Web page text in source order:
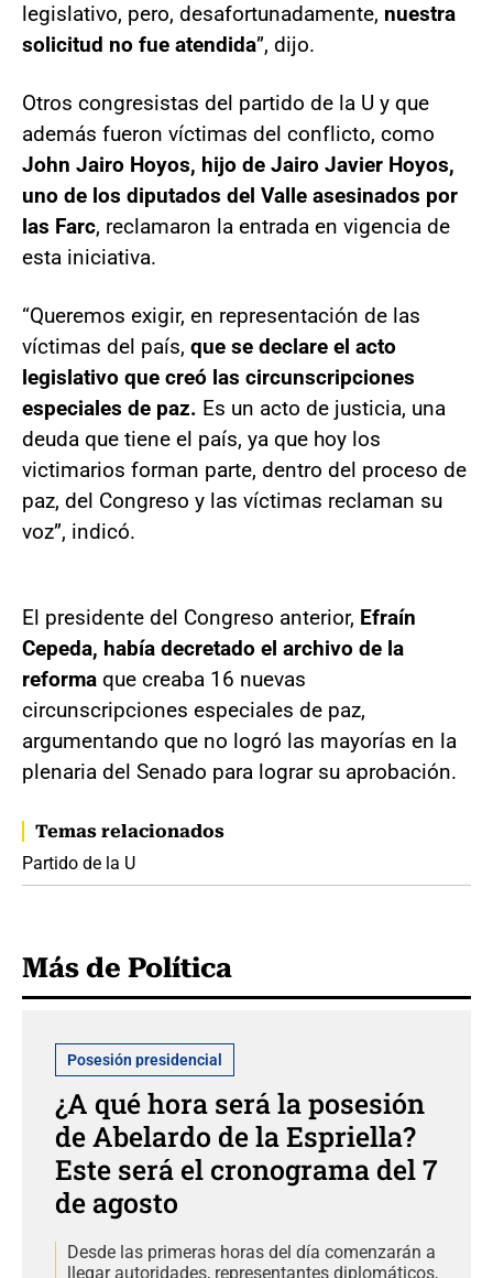
legislativo, pero, desafortunadamente, nuestra
solicitud no fue atendida”, dijo.
Otros congresistas del partido de la U y que
además fueron víctimas del conflicto, como
John Jairo Hoyos, hijo de Jairo Javier Hoyos,
uno de los diputados del Valle asesinados por
las Farc, reclamaron la entrada en vigencia de
esta iniciativa.
“Queremos exigir, en representación de las
víctimas del país, que se declare el acto
legislativo que creó las circunscripciones
especiales de paz. Es un acto de justicia, una
deuda que tiene el país, ya que hoy los
victimarios forman parte, dentro del proceso de
paz, del Congreso y las víctimas reclaman su
voz”, indicó.
El presidente del Congreso anterior, Efraín
Cepeda, había decretado el archivo de la
reforma que creaba 16 nuevas
circunscripciones especiales de paz,
argumentando que no logró las mayorías en la
plenaria del Senado para lograr su aprobación.
Temas relacionados
Partido de la U
Más de Política
Posesión presidencial
¿A qué hora será la posesión
de Abelardo de la Espriella?
Este será el cronograma del 7
de agosto
Desde las primeras horas del día comenzarán a
llegar autoridades, representantes diplomáticos,